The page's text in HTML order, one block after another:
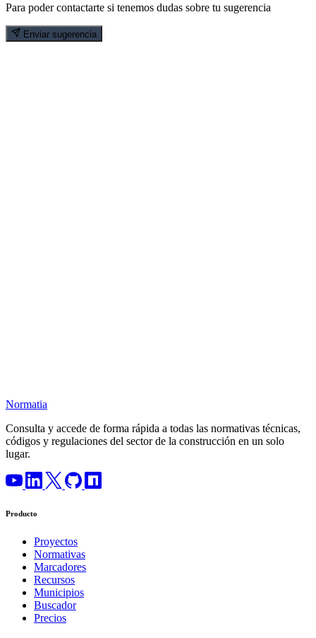
Para poder contactarte si tenemos dudas sobre tu sugerencia
Enviar sugerencia
Normatia
Consulta y accede de forma rápida a todas las normativas técnicas,
códigos y regulaciones del sector de la construcción en un solo
lugar.
Producto
Proyectos
Normativas
Marcadores
Recursos
Municipios
Buscador
Precios